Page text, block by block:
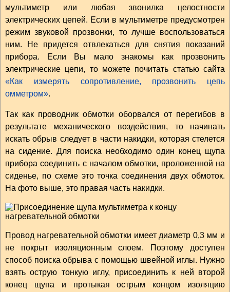
мультиметр или любая звонилка целостности
электрических цепей. Если в мультиметре предусмотрен
режим звуковой прозвонки, то лучше воспользоваться
ним. Не придется отвлекаться для снятия показаний
прибора. Если Вы мало знакомы как прозвонить
электрические цепи, то можете почитать статью сайта
«Как измерять сопротивление, прозвонить цепь
омметром».
Так как проводник обмотки оборвался от перегибов в
результате механического воздействия, то начинать
искать обрыв следует в части накидки, которая стелется
на сидение. Для поиска необходимо один конец щупа
прибора соединить с началом обмотки, проложенной на
сиденье, по схеме это точка соединения двух обмоток.
На фото выше, это правая часть накидки.
Провод нагревательной обмотки имеет диаметр 0,3 мм и
не покрыт изоляционным слоем. Поэтому доступен
способ поиска обрыва с помощью швейной иглы. Нужно
взять острую тонкую иглу, присоединить к ней второй
конец щупа и протыкая острым концом изоляцию